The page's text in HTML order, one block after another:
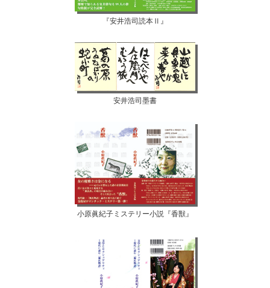
『安井浩司読本Ⅱ』
安井浩司墨書
小原眞紀子ミステリー小説『香獣』